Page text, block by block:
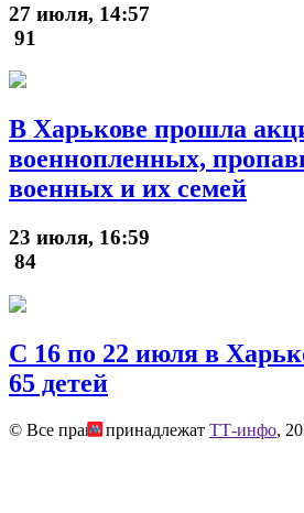
27 июля, 14:57
91
В Харькове прошла
военнопленных,
военных и их семей
23 июля, 16:59
84
С 16 по 22 июля в
65 детей
© Все права принадлежат ТТ-инфо,